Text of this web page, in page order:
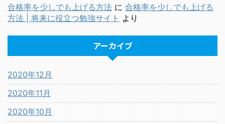
合格率を少しでも上げる方法 に 合格率を少しでも上げる
方法 | 将来に役立つ勉強サイト より
アーカイブ
2020年12月
2020年11月
2020年10月